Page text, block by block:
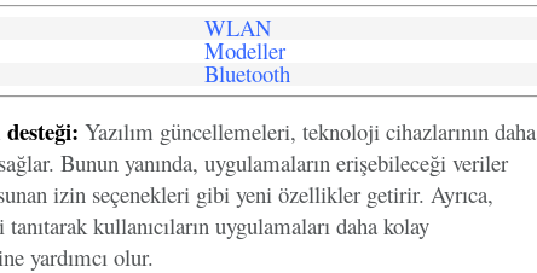
WLAN
Modeller
Bluetooth
Yazılım güncellemeleri, teknoloji cihazlarının daha
sağlar. Bunun yanında, uygulamaların erişebileceği veriler
izin seçenekleri gibi yeni özellikler getirir. Ayrıca,
kullanıcıların uygulamaları daha kolay
yardımcı olur.